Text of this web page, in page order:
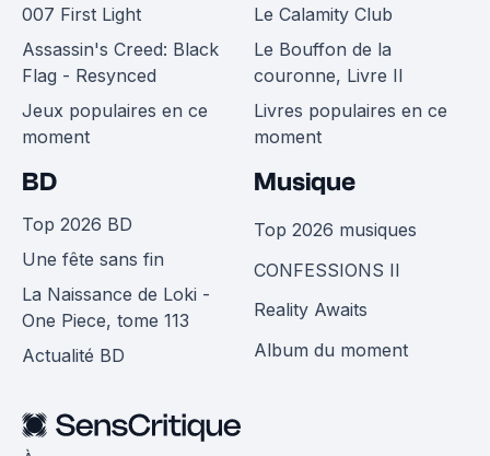
007 First Light
Assassin's Creed: Black
Flag - Resynced
Jeux populaires en ce
moment
Le Calamity Club
Le Bouffon de la
couronne, Livre II
Livres populaires en ce
moment
BD
Top 2026 BD
Une fête sans fin
La Naissance de Loki -
One Piece, tome 113
Actualité BD
Musique
Top 2026 musiques
CONFESSIONS II
Reality Awaits
Album du moment